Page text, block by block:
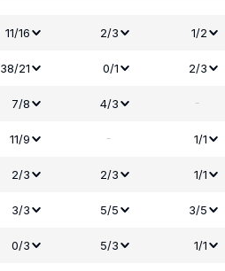
11/16 2/3 1/2
38/21 0/1 2/3
7/8 4/3 -
11/9 - 1/1
2/3 2/3 1/1
3/3 5/5 3/5
0/3 5/3 1/1